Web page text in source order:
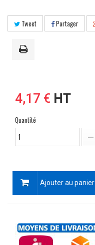
Tweet Partager
4,17 € HT
Quantité
Ajouter au panier